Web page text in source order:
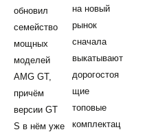
обновил
семейство
мощных
моделей
AMG GT,
причём
версии GT
S в нём уже
на новый
рынок
сначала
выкатывают
дорогостоя
щие
топовые
комплектац